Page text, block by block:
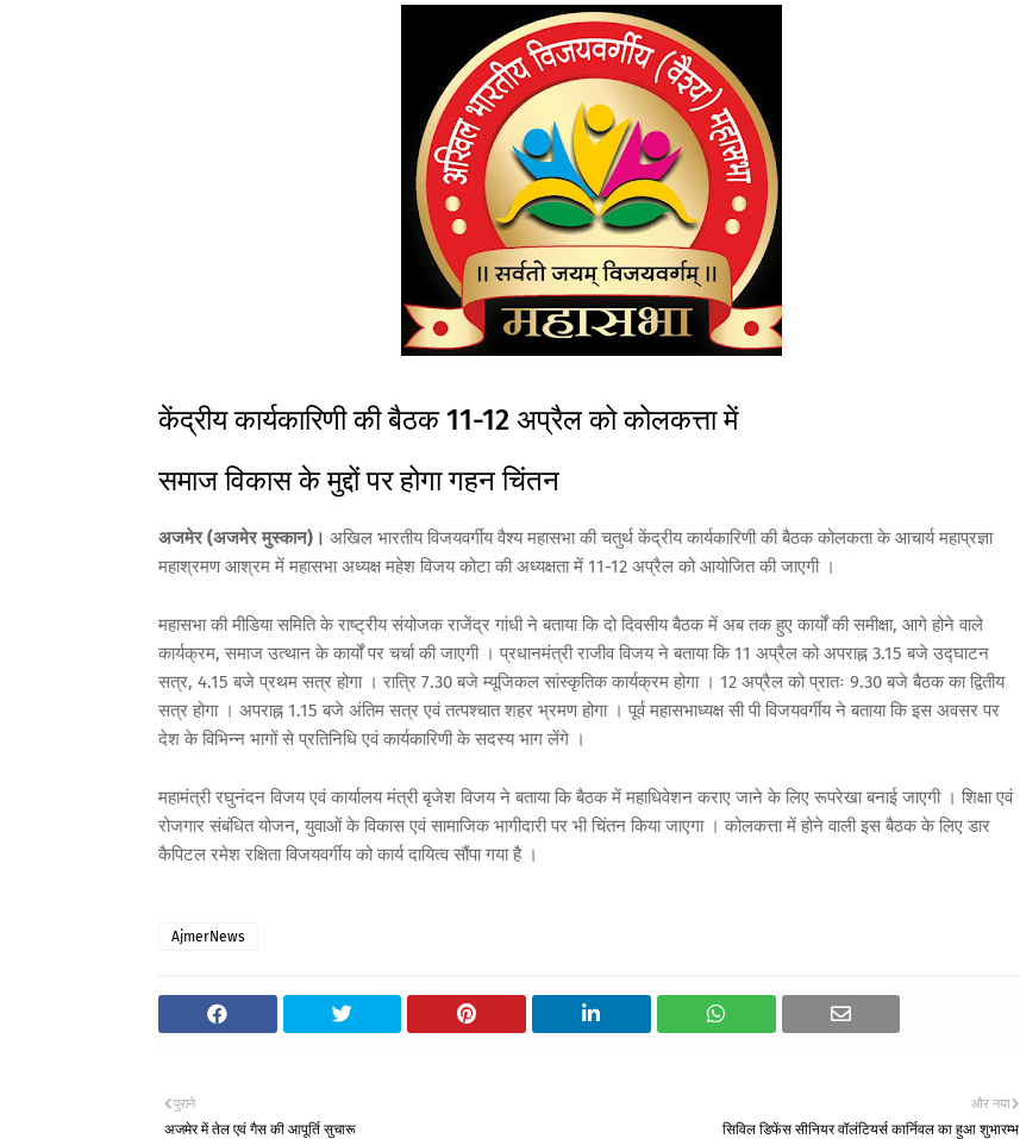
केंद्रीय कार्यकारिणी की बैठक 11-12 अप्रैल को कोलकत्ता में
समाज विकास के मुद्दों पर होगा गहन चिंतन
अजमेर (अजमेर मुस्कान)। अखिल भारतीय विजयवर्गीय वैश्य महासभा की चतुर्थ केंद्रीय कार्यकारिणी की बैठक कोलकता के आचार्य महाप्रज्ञा
महाश्रमण आश्रम में महासभा अध्यक्ष महेश विजय कोटा की अध्यक्षता में 11-12 अप्रैल को आयोजित की जाएगी ।
महासभा की मीडिया समिति के राष्ट्रीय संयोजक राजेंद्र गांधी ने बताया कि दो दिवसीय बैठक में अब तक हुए कार्यों की समीक्षा, आगे होने वाले
कार्यक्रम, समाज उत्थान के कार्यों पर चर्चा की जाएगी । प्रधानमंत्री राजीव विजय ने बताया कि 11 अप्रैल को अपराह्न 3.15 बजे उद्घाटन
सत्र, 4.15 बजे प्रथम सत्र होगा । रात्रि 7.30 बजे म्यूजिकल सांस्कृतिक कार्यक्रम होगा । 12 अप्रैल को प्रातः 9.30 बजे बैठक का द्वितीय
सत्र होगा । अपराह्न 1.15 बजे अंतिम सत्र एवं तत्पश्चात शहर भ्रमण होगा । पूर्व महासभाध्यक्ष सी पी विजयवर्गीय ने बताया कि इस अवसर पर
देश के विभिन्न भागों से प्रतिनिधि एवं कार्यकारिणी के सदस्य भाग लेंगे ।
महामंत्री रघुनंदन विजय एवं कार्यालय मंत्री बृजेश विजय ने बताया कि बैठक में महाधिवेशन कराए जाने के लिए रूपरेखा बनाई जाएगी । शिक्षा एवं
रोजगार संबंधित योजन, युवाओं के विकास एवं सामाजिक भागीदारी पर भी चिंतन किया जाएगा । कोलकत्ता में होने वाली इस बैठक के लिए डार
कैपिटल रमेश रक्षिता विजयवर्गीय को कार्य दायित्व सौंपा गया है ।
AjmerNews
और नया
सिविल डिफेंस सीनियर वॉलंटियर्स कार्निवल का हुआ शुभारम्भ
पुराने
अजमेर में तेल एवं गैस की आपूर्ति सुचारू